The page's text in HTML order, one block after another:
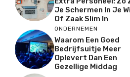
Je Schermen In Je
Of Zaak Slim In
ONDERNEMEN
Waarom Een Goed
Bedrijfsuitje Meer
Oplevert Dan Een
Gezellige Middag